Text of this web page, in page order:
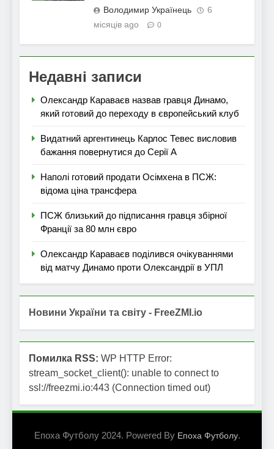
Володимир Українець
6
місяців ago
0
Недавні записи
Олександр Караваєв назвав гравця Динамо,
який готовий до переходу в європейський клуб
Видатний аргентинець Карлос Тевес висловив
бажання повернутися до Серії А
Наполі готовий продати Осімхена в ПСЖ:
відома ціна трансфера
ПСЖ близький до підписання гравця збірної
Франції за 80 млн євро
Олександр Караваєв поділився очікуваннями
від матчу Динамо проти Олександрії в УПЛ
Новини України та світу - FreeZMI.io
Помилка RSS: WP HTTP Error:
stream_socket_client(): unable to connect to
ssl://freezmi.io:443 (Connection timed out)
Епоха Футболу 2024. Powered By Епоха Футболу.